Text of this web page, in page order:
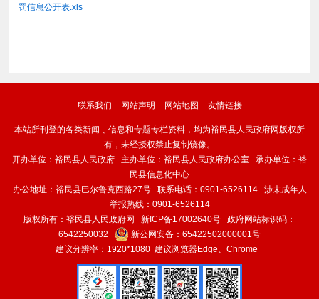
罚信息公开表.xls
联系我们 网站声明 网站地图 友情链接
本站所刊登的各类新闻﹑信息和专题专栏资料，均为裕民县人民政府网版权所
有，未经授权禁止复制镜像。
开办单位：裕民县人民政府 主办单位：裕民县人民政府办公室 承办单位：裕
民县信息化中心
办公地址：裕民县巴尔鲁克西路27号 联系电话：0901-6526114 涉未成年人
举报热线：0901-6526114
版权所有：裕民县人民政府网 新ICP备17002640号 政府网站标识码：
6542250032
新公网安备： 65422502000001号
建议分辨率：1920*1080 建议浏览器Edge、Chrome